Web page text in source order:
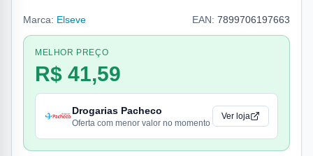
Marca: Elseve EAN: 7899706197663
MELHOR PREÇO
R$ 41,59
Drogarias Pacheco
Oferta com menor valor no momento
Ver loja